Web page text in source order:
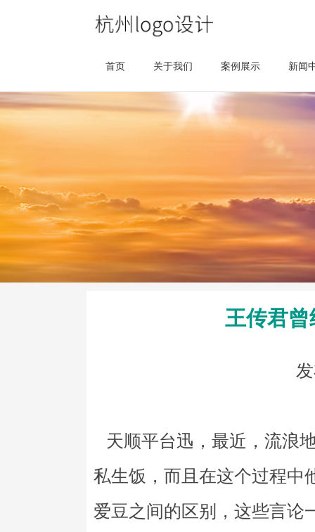
首页 关于我们 案例展示 新闻
王传君
天顺平台迅，最近，流浪
私生饭，而且在这个过程中
爱豆之间的区别，这些言论